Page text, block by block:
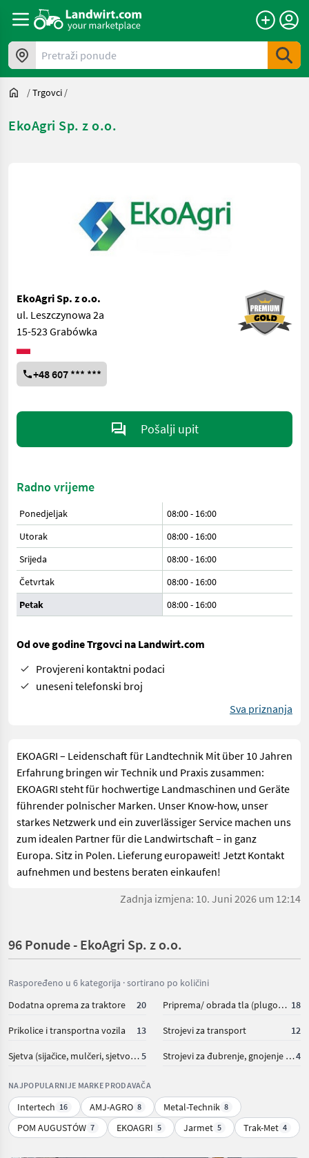
Pretraži ponude
/Trgovci /
EkoAgri Sp. z o.o.
EkoAgri Sp. z o.o.
ul. Leszczynowa 2a
15-523 Grabówka
+48 607 *** ***
Pošalji upit
Radno vrijeme
Ponedjeljak 08:00- 16:00
Utorak
08:00- 16:00
Srijeda
08:00- 16:00
Četvrtak
08:00- 16:00
Petak
08:00- 16:00
Od ove godine Trgovci na Landwirt.com
Provjereni kontaktni podaci
uneseni telefonski broj
Sva priznanja
EKOAGRI – Leidenschaft für Landtechnik Mit über 10 Jahren
Erfahrung bringen wir Technik und Praxis zusammen:
EKOAGRI steht für hochwertige Landmaschinen und Geräte
führender polnischer Marken. Unser Know-how, unser
starkes Netzwerk und ein zuverlässiger Service machen uns
zum idealen Partner für die Landwirtschaft – in ganz
Europa. Sitz in Polen. Lieferung europaweit! Jetzt Kontakt
aufnehmen und bestens beraten einkaufen!
Zadnja izmjena: 10. Juni 2026 um 12:14
96 Ponude - EkoAgri Sp. z o.o.
Raspoređeno u 6 kategorija · sortirano po količini
Dodatna oprema za traktore
20 Priprema/ obrada tla (plugovi, kultivatori, tanjurače i dr.) 18
Prikolice i transportna vozila 13 Strojevi za transport 12
Sjetva (sijačice, mulčeri, sjetvospremači i dr)5 Strojevi za đubrenje, gnojenje i navodnjavanje4
NAJPOPULARNIJE MARKE PRODAVAČA
Intertech 16 AMJ-AGRO 8 Metal-Technik 8
POM AUGUSTÓW 7 EKOAGRI 5 Jarmet 5 Trak-Met 4